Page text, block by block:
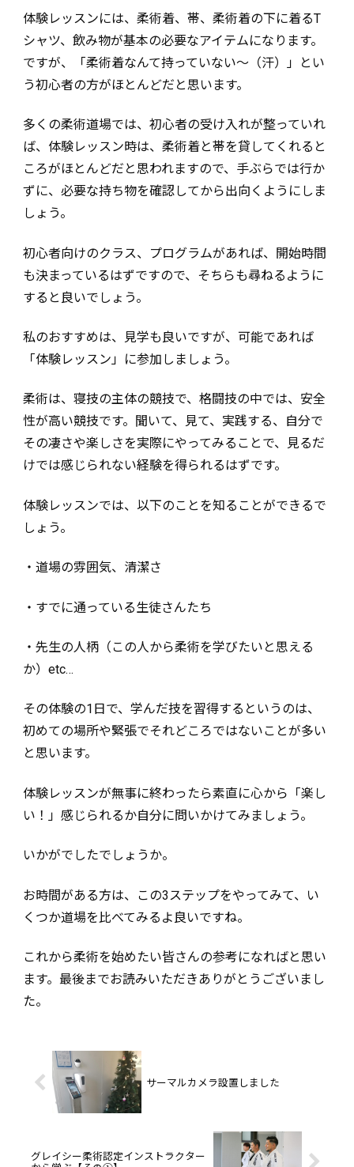
体験レッスンには、柔術着、帯、柔術着の下に着るT
シャツ、飲み物が基本の必要なアイテムになります。
ですが、「柔術着なんて持っていない～（汗）」とい
う初心者の方がほとんどだと思います。
多くの柔術道場では、初心者の受け入れが整っていれ
ば、体験レッスン時は、柔術着と帯を貸してくれると
ころがほとんどだと思われますので、手ぶらでは行か
ずに、必要な持ち物を確認してから出向くようにしま
しょう。
初心者向けのクラス、プログラムがあれば、開始時間
も決まっているはずですので、そちらも尋ねるように
すると良いでしょう。
私のおすすめは、見学も良いですが、可能であれば
「体験レッスン」に参加しましょう。
柔術は、寝技の主体の競技で、格闘技の中では、安全
性が高い競技です。聞いて、見て、実践する、自分で
その凄さや楽しさを実際にやってみることで、見るだ
けでは感じられない経験を得られるはずです。
体験レッスンでは、以下のことを知ることができるで
しょう。
・道場の雰囲気、清潔さ
・すでに通っている生徒さんたち
・先生の人柄（この人から柔術を学びたいと思える
か）etc…
その体験の1日で、学んだ技を習得するというのは、
初めての場所や緊張でそれどころではないことが多い
と思います。
体験レッスンが無事に終わったら素直に心から「楽し
い！」感じられるか自分に問いかけてみましょう。
いかがでしたでしょうか。
お時間がある方は、この3ステップをやってみて、い
くつか道場を比べてみるよ良いですね。
これから柔術を始めたい皆さんの参考になればと思い
ます。最後までお読みいただきありがとうございまし
た。
サーマルカメラ設置しました
グレイシー柔術認定インストラクター